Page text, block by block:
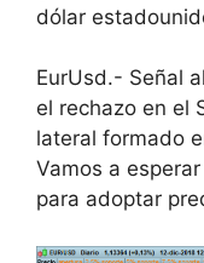
dólar
EurUsd.- Señal
el rechazo en el
lateral formado
Vamos a
para adoptar